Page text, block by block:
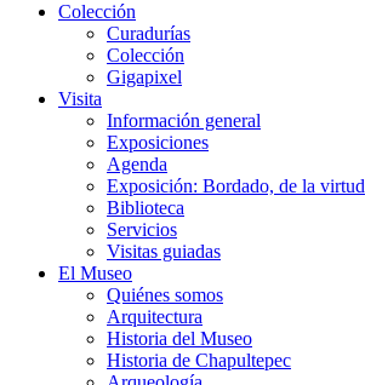
Colección
Curadurías
Colección
Gigapixel
Visita
Información general
Exposiciones
Agenda
Exposición: Bordado, de la virtud
Biblioteca
Servicios
Visitas guiadas
El Museo
Quiénes somos
Arquitectura
Historia del Museo
Historia de Chapultepec